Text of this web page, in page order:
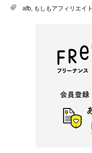
afb, もしもアフィリエイト